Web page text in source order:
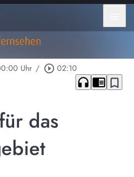
Uhr / play_circle_outline 02:10
headphones chrome_reader_mode bookmark_border
das